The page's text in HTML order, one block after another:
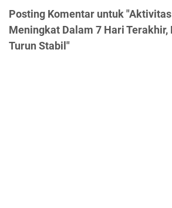
Posting Komentar untuk
Meningkat Dalam 7 Hari Terakhir,
Turun Stabil"